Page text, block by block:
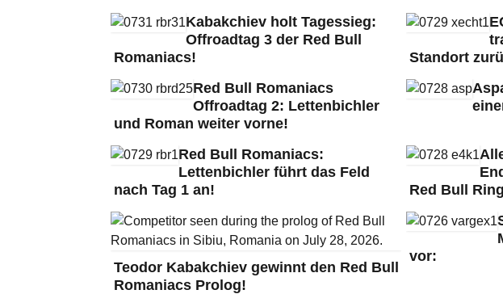
Kabakchiev holt Tagessieg:
Offroadtag 3 der Red Bull
Romaniacs!
Standort
Red Bull Romaniacs
Offroadtag 2: Lettenbichler
und Roman weiter vorne!
Red Bull Romaniacs:
Lettenbichler führt das Feld
nach Tag 1 an!
Red Bull
Teodor Kabakchiev gewinnt den Red Bull
Romaniacs Prolog!
vor: